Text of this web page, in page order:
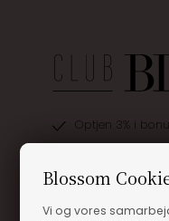
Blossom
Vi og vores
Optjen 3% i
Brug dine point
.... og mange flere